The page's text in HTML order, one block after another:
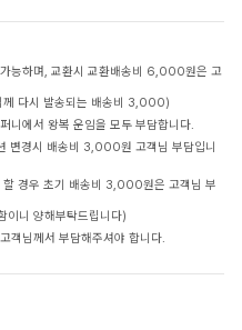
능하며, 교환시 교환배송비 6,000원은 고
다시 발송되는 배송비 3,000)
니에서 왕복 운임을 모두 부담합니다.
변경시 배송비 3,000원 고객님 부담입니
할 경우 초기 배송비 3,000원은 고객님 부
이니 양해부탁드립니다)
객님께서 부담해주셔야 합니다.